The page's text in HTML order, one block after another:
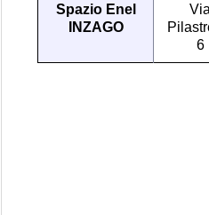
Spazio Enel
INZAGO
Via
6